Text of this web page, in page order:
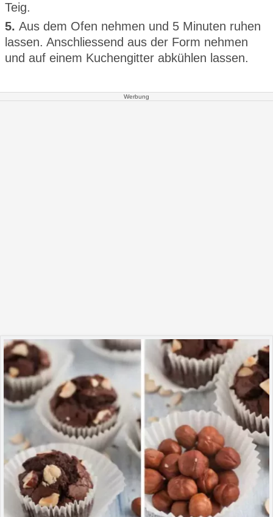
Teig.
5. Aus dem Ofen nehmen und 5 Minuten ruhen
lassen. Anschliessend aus der Form nehmen
und auf einem Kuchengitter abkühlen lassen.
Werbung